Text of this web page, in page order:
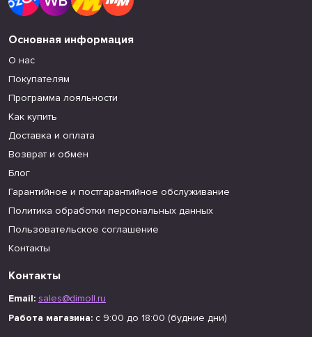
Основная информация
О нас
Покупателям
Программа лояльности
Как купить
Доставка и оплата
Возврат и обмен
Блог
Гарантийное и постгарантийное обслуживание
Политика обработки персональных данных
Пользовательское соглашение
Контакты
Контакты
Email: sales@dimoll.ru
Работа магазина: с 9:00 до 18:00 (будние дни)